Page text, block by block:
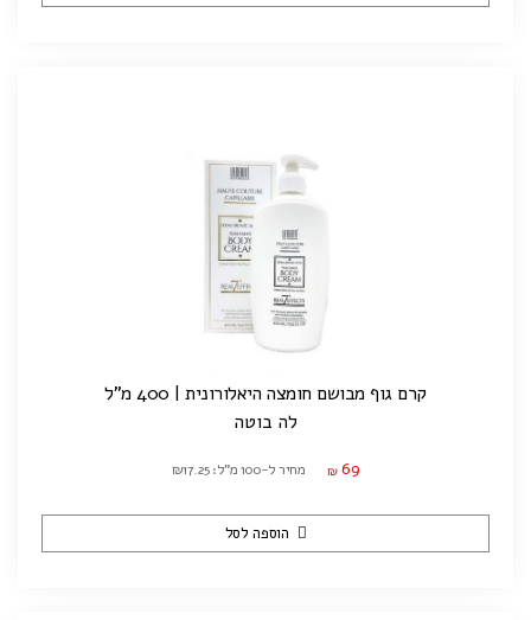
קרם גוף מבושם חומצה היאלורונית | 400 מ"ל
לה בוטה
₪ 69 מחיר ל-100 מ"ל: ₪17.25
הוספה לסל